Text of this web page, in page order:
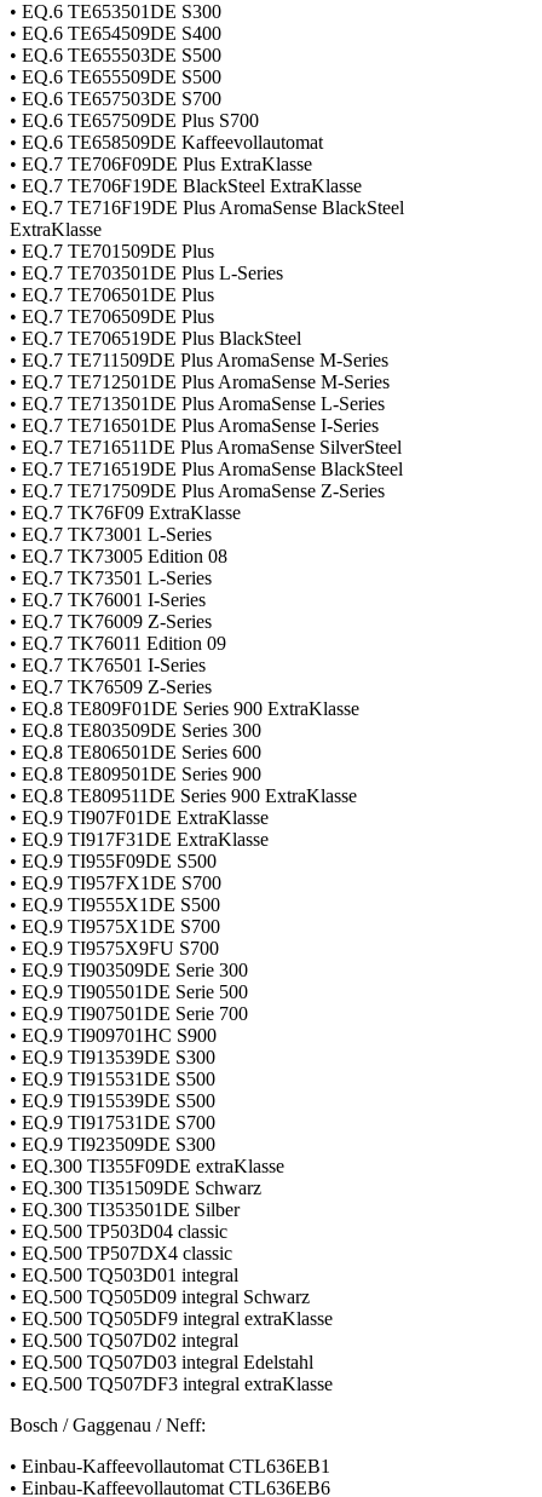
• EQ.6 TE653501DE S300
• EQ.6 TE654509DE S400
• EQ.6 TE655503DE S500
• EQ.6 TE655509DE S500
• EQ.6 TE657503DE S700
• EQ.6 TE657509DE Plus S700
• EQ.6 TE658509DE Kaffeevollautomat
• EQ.7 TE706F09DE Plus ExtraKlasse
• EQ.7 TE706F19DE BlackSteel ExtraKlasse
• EQ.7 TE716F19DE Plus AromaSense BlackSteel
ExtraKlasse
• EQ.7 TE701509DE Plus
• EQ.7 TE703501DE Plus L-Series
• EQ.7 TE706501DE Plus
• EQ.7 TE706509DE Plus
• EQ.7 TE706519DE Plus BlackSteel
• EQ.7 TE711509DE Plus AromaSense M-Series
• EQ.7 TE712501DE Plus AromaSense M-Series
• EQ.7 TE713501DE Plus AromaSense L-Series
• EQ.7 TE716501DE Plus AromaSense I-Series
• EQ.7 TE716511DE Plus AromaSense SilverSteel
• EQ.7 TE716519DE Plus AromaSense BlackSteel
• EQ.7 TE717509DE Plus AromaSense Z-Series
• EQ.7 TK76F09 ExtraKlasse
• EQ.7 TK73001 L-Series
• EQ.7 TK73005 Edition 08
• EQ.7 TK73501 L-Series
• EQ.7 TK76001 I-Series
• EQ.7 TK76009 Z-Series
• EQ.7 TK76011 Edition 09
• EQ.7 TK76501 I-Series
• EQ.7 TK76509 Z-Series
• EQ.8 TE809F01DE Series 900 ExtraKlasse
• EQ.8 TE803509DE Series 300
• EQ.8 TE806501DE Series 600
• EQ.8 TE809501DE Series 900
• EQ.8 TE809511DE Series 900 ExtraKlasse
• EQ.9 TI907F01DE ExtraKlasse
• EQ.9 TI917F31DE ExtraKlasse
• EQ.9 TI955F09DE S500
• EQ.9 TI957FX1DE S700
• EQ.9 TI9555X1DE S500
• EQ.9 TI9575X1DE S700
• EQ.9 TI9575X9FU S700
• EQ.9 TI903509DE Serie 300
• EQ.9 TI905501DE Serie 500
• EQ.9 TI907501DE Serie 700
• EQ.9 TI909701HC S900
• EQ.9 TI913539DE S300
• EQ.9 TI915531DE S500
• EQ.9 TI915539DE S500
• EQ.9 TI917531DE S700
• EQ.9 TI923509DE S300
• EQ.300 TI355F09DE extraKlasse
• EQ.300 TI351509DE Schwarz
• EQ.300 TI353501DE Silber
• EQ.500 TP503D04 classic
• EQ.500 TP507DX4 classic
• EQ.500 TQ503D01 integral
• EQ.500 TQ505D09 integral Schwarz
• EQ.500 TQ505DF9 integral extraKlasse
• EQ.500 TQ507D02 integral
• EQ.500 TQ507D03 integral Edelstahl
• EQ.500 TQ507DF3 integral extraKlasse
Bosch / Gaggenau / Neff:
• Einbau-Kaffeevollautomat CTL636EB1
• Einbau-Kaffeevollautomat CTL636EB6